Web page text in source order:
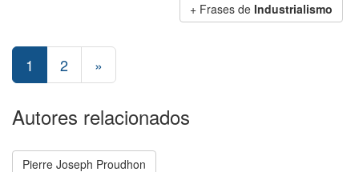
+ Frases de Industrialismo
1 2 »
Autores relacionados
Pierre Joseph Proudhon